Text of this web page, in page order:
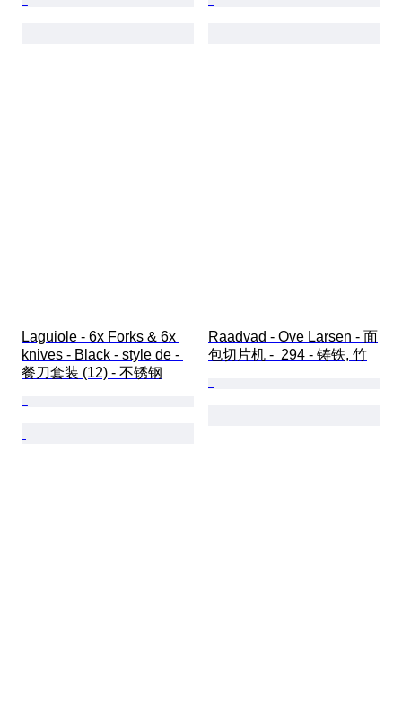
Laguiole - 6x Forks & 6x
knives - Black - style de -
餐刀套装 (12) - 不锈钢
Raadvad - Ove Larsen - 面
包切片机 -  294 - 铸铁, 竹